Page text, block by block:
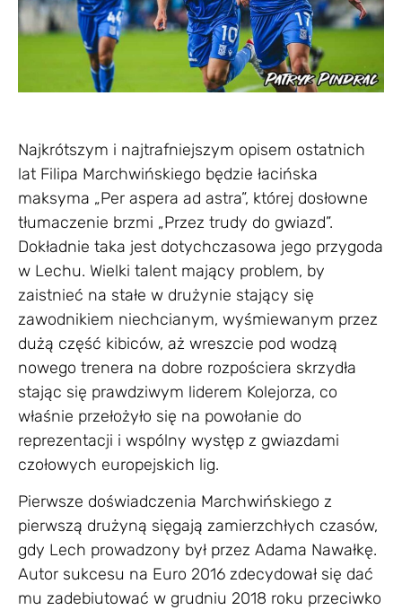
Najkrótszym i najtrafniejszym opisem ostatnich
lat Filipa Marchwińskiego będzie łacińska
maksyma „Per aspera ad astra”, której dosłowne
tłumaczenie brzmi „Przez trudy do gwiazd”.
Dokładnie taka jest dotychczasowa jego przygoda
w Lechu. Wielki talent mający problem, by
zaistnieć na stałe w drużynie stający się
zawodnikiem niechcianym, wyśmiewanym przez
dużą część kibiców, aż wreszcie pod wodzą
nowego trenera na dobre rozpościera skrzydła
stając się prawdziwym liderem Kolejorza, co
właśnie przełożyło się na powołanie do
reprezentacji i wspólny występ z gwiazdami
czołowych europejskich lig.
Pierwsze doświadczenia Marchwińskiego z
pierwszą drużyną sięgają zamierzchłych czasów,
gdy Lech prowadzony był przez Adama Nawałkę.
Autor sukcesu na Euro 2016 zdecydował się dać
mu zadebiutować w grudniu 2018 roku przeciwko